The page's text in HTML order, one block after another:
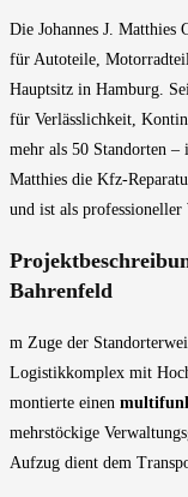
Die Johannes J.
für Autoteile,
Hauptsitz in Hamburg.
für Verlässlichkeit,
mehr als 50 Standorten –
Matthies die Kfz-
und ist als professioneller
Bahrenfeld
m Zuge der
Logistikkomplex mit
montierte einen
mehrstöckige
Aufzug dient dem